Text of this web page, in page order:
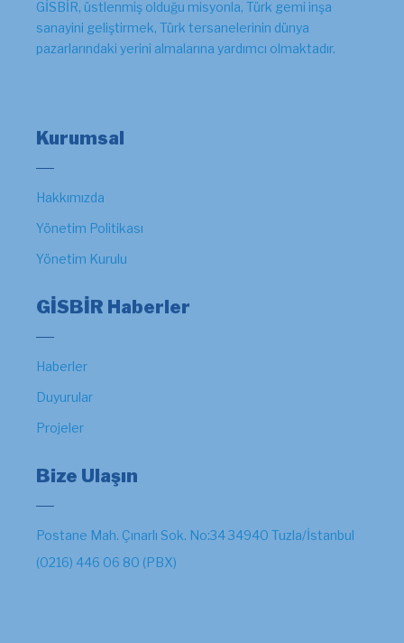
GİSBİR, üstlenmiş olduğu misyonla, Türk gemi inşa
sanayini geliştirmek, Türk tersanelerinin dünya
pazarlarındaki yerini almalarına yardımcı olmaktadır.
Kurumsal
Hakkımızda
Yönetim Politikası
Yönetim Kurulu
GİSBİR Haberler
Haberler
Duyurular
Projeler
Bize Ulaşın
Postane Mah. Çınarlı Sok. No:34 34940 Tuzla/İstanbul
(0216) 446 06 80 (PBX)